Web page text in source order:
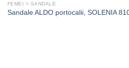
FEMEI > SANDALE
Sandale ALDO portocalii, SOLENIA